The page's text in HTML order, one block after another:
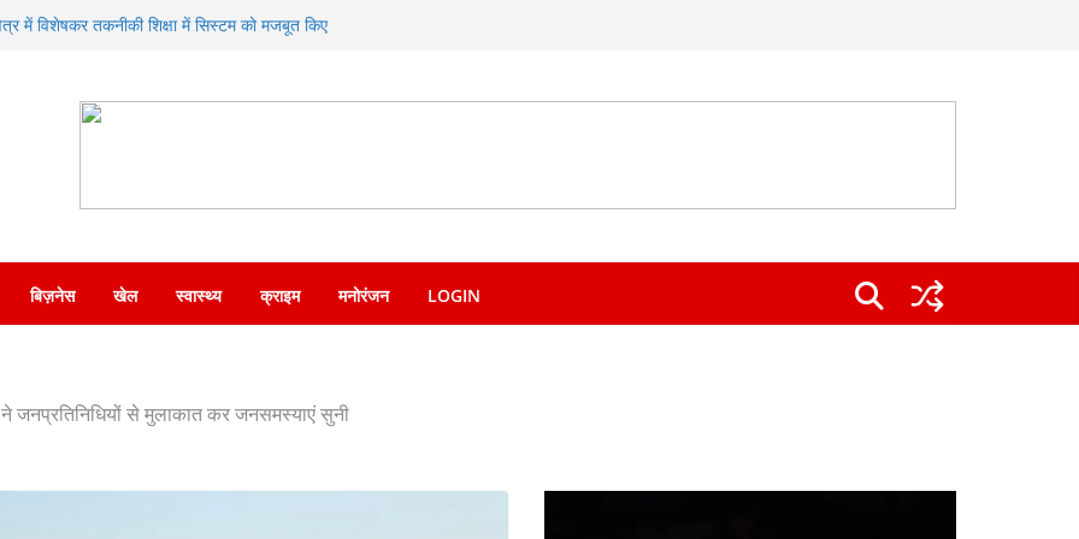
पर दिया जोर
ने एसएसपी देहरादून को सौंपा नशा मुक्ति अभियान संबंधी
मीडिया पर वायरल वीडियो का संज्ञान लेकर त्वरित
ने किया गिरफ्तार
प्रसन्नता व्यक्त करते हुए कृषि मंत्री गणेश जोशी ने
बिज़नेस खेल स्वास्थ्य क्राइम मनोरंजन LOGIN
ने जनप्रतिनिधियों से मुलाकात कर जनसमस्याएं सुनी